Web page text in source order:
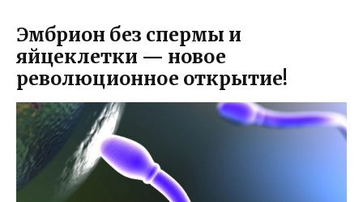
Эмбрион без спермы и
яйцеклетки — новое
революционное открытие!